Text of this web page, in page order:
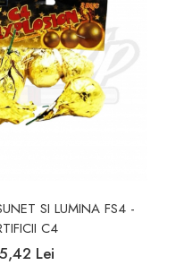
SI LUMINA FS4 -
C4
Lei